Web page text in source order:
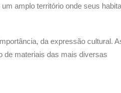
amplo território onde seus
da expressão cultural.
de materiais das mais diversas